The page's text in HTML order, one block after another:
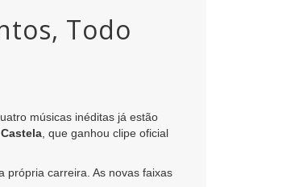
Todo
músicas inéditas já estão
, que ganhou clipe oficial
própria carreira. As novas faixas